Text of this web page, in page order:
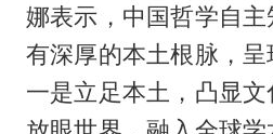
娜表示，中国哲学自
有深厚的本土根脉，呈
一是立足本土，凸显